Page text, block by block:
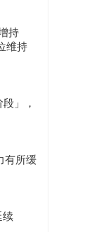
持
维持
」，
有所缓
续